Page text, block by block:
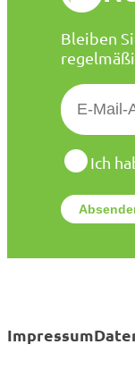
Bleiben
E
-
M
a
l
*
D
t
e
z
Ich
Impressum